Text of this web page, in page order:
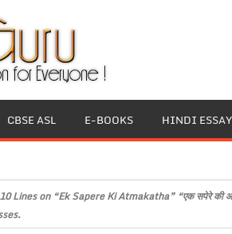
CBSE ASL E-BOOKS HINDI
10 Lines on “Ek Sapere Ki Atmakatha” “एक सपेरे की